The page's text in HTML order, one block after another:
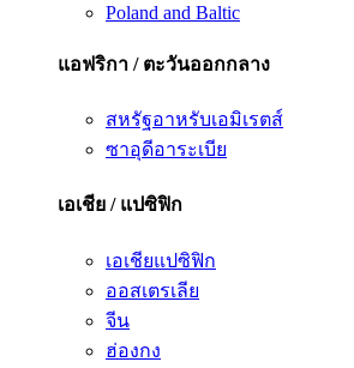
Poland and Baltic
แอฟริกา / ตะวันออกกลาง
สหรัฐอาหรับเอมิเรตส์
ซาอุดีอาระเบีย
เอเชีย / แปซิฟิก
เอเชียแปซิฟิก
ออสเตรเลีย
จีน
ฮ่องกง